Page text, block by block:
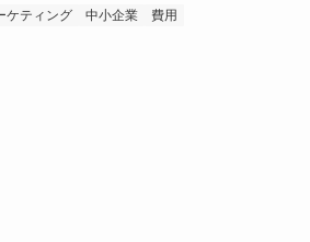
ケティング 中小企業 費用